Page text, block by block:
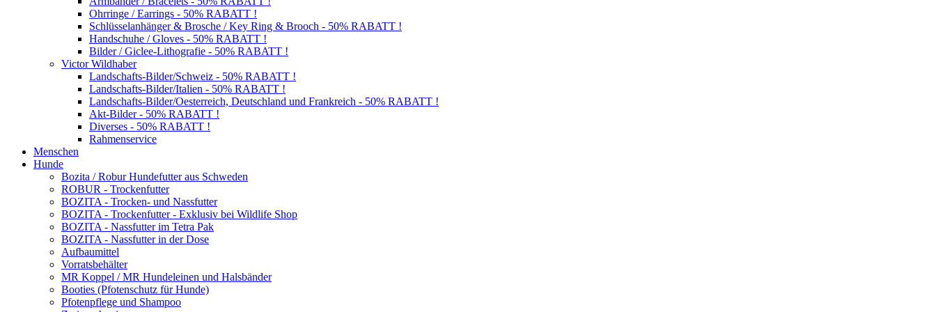
Ohrringe / Earrings - 50% RABATT !
Schlüsselanhänger & Brosche / Key Ring & Brooch - 50% RABATT !
Handschuhe / Gloves - 50% RABATT !
Bilder / Giclee-Lithografie - 50% RABATT !
Victor Wildhaber
Landschafts-Bilder/Schweiz - 50% RABATT !
Landschafts-Bilder/Italien - 50% RABATT !
Landschafts-Bilder/Oesterreich, Deutschland und Frankreich - 50% RABATT !
Akt-Bilder - 50% RABATT !
Diverses - 50% RABATT !
Rahmenservice
Menschen
Hunde
Bozita / Robur Hundefutter aus Schweden
ROBUR - Trockenfutter
BOZITA - Trocken- und Nassfutter
BOZITA - Trockenfutter - Exklusiv bei Wildlife Shop
BOZITA - Nassfutter im Tetra Pak
BOZITA - Nassfutter in der Dose
Aufbaumittel
Vorratsbehälter
MR Koppel / MR Hundeleinen und Halsbänder
Booties (Pfotenschutz für Hunde)
Pfotenpflege und Shampoo